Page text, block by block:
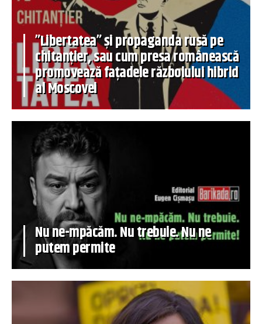
”Libertatea” și propaganda rusă pe
chitanțier, sau cum presa românească
promovează fațadele războiului hibrid
al Moscovei
Nu ne-mpăcăm. Nu trebuie. Nu ne
putem permite